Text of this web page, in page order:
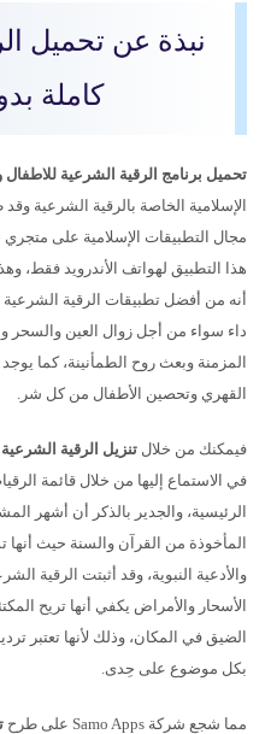
نبذة عن تحميل
كاملة
تحميل برنامج الرقية الشرعية للاطفال
مجال التطبيقات الإسلامية على
هذا التطبيق لهواتف الأندرويد فقط،
أنه من أفضل تطبيقات الرقية
داء سواء من أجل زوال العين والسحر
المزمنة وبعث روح الطمأنينة، كما
القهري وتحصين الأطفال من كل شر.
فيمكنك من خلال تنزيل الرقية
في الاستماع إليها من خلال قائمة
الرئيسية، والجدير بالذكر أن أشهر
المأخوذة من القرآن والسنة حيث أنها
والأدعية النبوية، وقد أثبتت الرقية
الأسحار والأمراض يكفي أنها تريح
الضيق في المكان، وذلك لأنها تعتبر
بكل موضوع على حِدى.
مما شجع شركة Samo Apps على طرح